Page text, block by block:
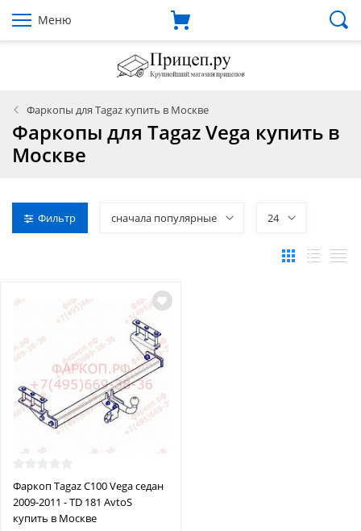
Меню
Фаркопы для Tagaz купить в Москве
Фаркопы для Tagaz Vega купить в
Москве
Фильтр сначала популярные 24
Фаркоп Tagaz С100 Vega седан
2009-2011 - TD 181 AvtoS
купить в Москве